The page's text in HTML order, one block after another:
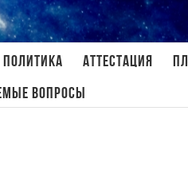
Аттестация
вопросы